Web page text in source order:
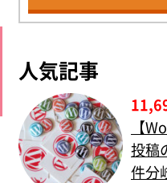
人気記事
【
投稿
件分